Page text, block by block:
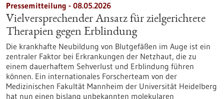
Pressemitteilung - 08.05.2026
Vielversprechender Ansatz für zielgerichtete
Therapien gegen Erblindung
Die krankhafte Neubildung von Blutgefäßen im Auge ist ein
zentraler Faktor bei Erkrankungen der Netzhaut, die zu
einem dauerhaftem Sehverlust und Erblindung führen
können. Ein internationales Forscherteam von der
Medizinischen Fakultät Mannheim der Universität Heidelberg
hat nun einen bislang unbekannten molekularen